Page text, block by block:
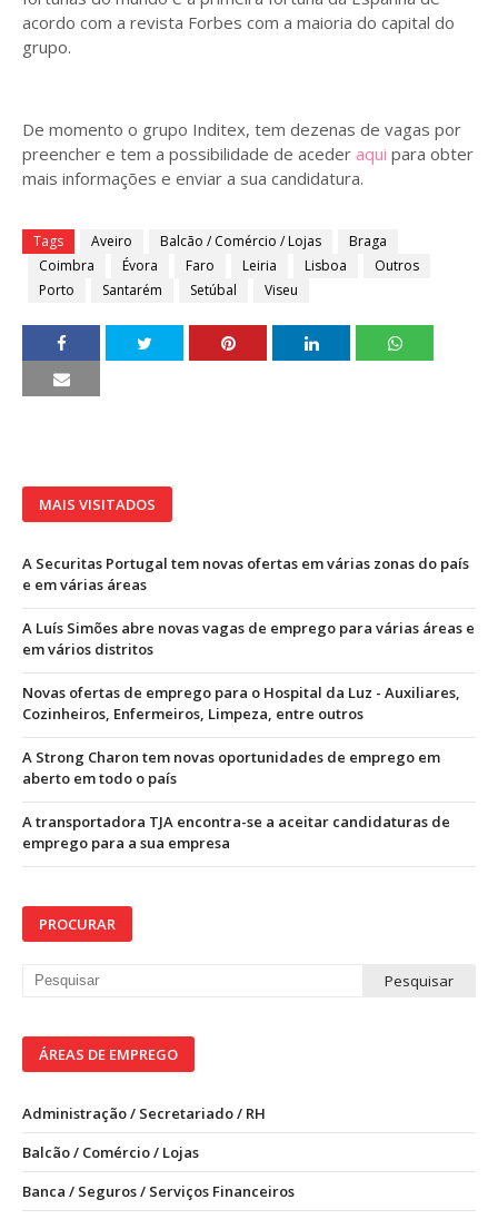
acordo com a revista Forbes com a maioria do capital do
grupo.
De momento o grupo Inditex, tem dezenas de vagas por
preencher e tem a possibilidade de aceder aqui para obter
mais informações e enviar a sua candidatura.
Tags Aveiro Balcão / Comércio / Lojas
Braga
Coimbra
Évora Faro Leiria Lisboa
Outros
Porto
Santarém Setúbal Viseu
MAIS VISITADOS
A Securitas Portugal tem novas ofertas em várias zonas do país
e em várias áreas
A Luís Simões abre novas vagas de emprego para várias áreas e
em vários distritos
Novas ofertas de emprego para o Hospital da Luz - Auxiliares,
Cozinheiros, Enfermeiros, Limpeza, entre outros
A Strong Charon tem novas oportunidades de emprego em
aberto em todo o país
A transportadora TJA encontra-se a aceitar candidaturas de
emprego para a sua empresa
PROCURAR
ÁREAS DE EMPREGO
Administração / Secretariado / RH
Balcão / Comércio / Lojas
Banca / Seguros / Serviços Financeiros